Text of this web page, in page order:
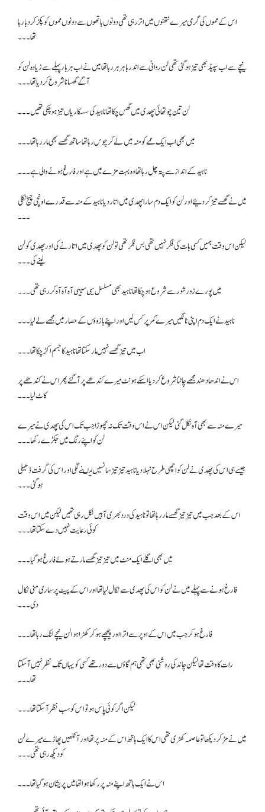
اس کے مموں کی گرمی میرے نتھنوں میں اتر رہی تھی دونوں ہاتھوں سے دونوں مموں کو پکڑ کر دبا رہا
تھا۔۔۔
نیچے سے اب سپیڈ بھی تیز ہو گئی تھی لن روانی سے اندر باہر ہر رہا تھا میں نے اب ہر بار پہلے سے زیادہ لن کو
آگے گھسانا شروع کر دیا تھا۔۔۔
لن تین چوتھائی پھدی میں گھس چکا تھا ناہید کی سسکاریاں تیز ہو چکی تھیں ۔۔۔
میں بھی اب ایک ممے کو منہ میں لے کر چوس رہا تھا ساتھ گھسے بھی مار رہا تھا۔۔۔
ناہید کے انداز سے پتہ چل رہا تھا وہ بہت مزے میں ہے اور فارغ ہونے والی ہے۔۔۔
میں نے گھسے تیز کر دئیے اور لن کو ایک دم سارا پھدی میں اتار دیا ناہید کے منہ سے قدرے اونچی چیخ نکلی
۔۔۔
لیکن اس وقت ہمیں کسی بات کی فکر نہیں تھی بس فکر تھی تو لن کو پھدی میں اتارنے کی اور پھدی کو لن
لینے کی۔۔۔
میں پورے زور شور سے شروع ہو چکا تھا ناہید بھی مسلسل سیی سییی آہ آہ آہ کر رہی تھی۔۔۔
ناہید نے ایک دم اپنی ٹانگیں میرے کمر پر کس لیں اور اپنے بازوؤں کےحصار میں مجھے لے لیا۔۔۔
اب میں تیز گھسے نہیں مار سکتا تھا ناہید کا جسم اکڑ چکا تھا۔۔۔
اس نے اندھا دھند مجھے چاٹنا شروع کر دیا ا سکے ہونٹ میرے کندھے پر آ گئے پھر اس نے کندھے پر
کاٹ لیا۔۔۔
میرے منہ سے بھی آہ نکل گئی لیکن اس نے اس وقت تک نہ چھوڑا جب تک اس کی پھدی نے میرے
لن کو اپنے رنگ میں جکڑے رکھا۔۔۔
جیسے ہی اس کی پھدی نے لن کو اچھی طرح نہلا دیا ناہید تیز تیز سانسیں لیںنے لگی اور اس کی گرفت ڈھیلی
ہو گئی۔۔۔
اس کے بعد جب میں تیز تیز گھسے مار رہا تھا تو ناہید کی درد بھری آہیں نکل رہی تھیں لیکن میں اس وقت
کوئی رعایت نہیں دے سکتا تھا۔۔۔
میں بھی اگلے ایک منٹ میں تیز تیز گھسے مارتے ہوئے فارغ ہو گیا ۔۔۔
فارغ ہونے سے پہلے میں نے لن کو اس کی پھدی سے نکال لیا تھا اور اس کے پیٹ پر ساری منی نکال
دی۔۔۔
فارغ ہو کر جب میں اس کے اوپر سے اترا اور پیچھے ہو کر کھڑا ہوا لن نیچے لٹک رہا تھا۔۔۔
رات کا وقت تھا لیکن چاند کی روشنی بھی تھی ہم گاؤں سے دور تھے کسی کو یہاں تک نظر نہیں آ سکتا
تھا۔۔۔
لیکن اگر کوئی پاس ہو تو اس کو سب نظر آ سکتا تھا۔۔۔
میں نے مڑ کر دیکھا تو عاصمہ کھڑی تھی اس کا ایک ہاتھ اس کے منہ پر تھا اور آنکھیں پھاڑے میرے لن
کو دیکھ رہی تھی۔۔۔
اس نے ایک ہاتھ اپنے منہ پر رکھا ہوا تھا میں پریشان ہو گیا تھا۔۔۔